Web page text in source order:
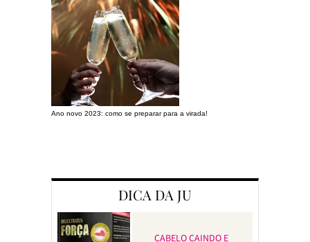
Ano novo 2023: como se preparar para a virada!
DICA DA JU
CABELO CAINDO E